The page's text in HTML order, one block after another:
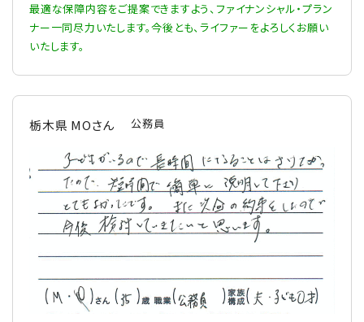
最適な保障内容をご提案できますよう、ファイナンシャル・プラン
ナー一同尽力いたします。今後とも、ライファーをよろしくお願い
いたします。
栃木県 MOさん 公務員